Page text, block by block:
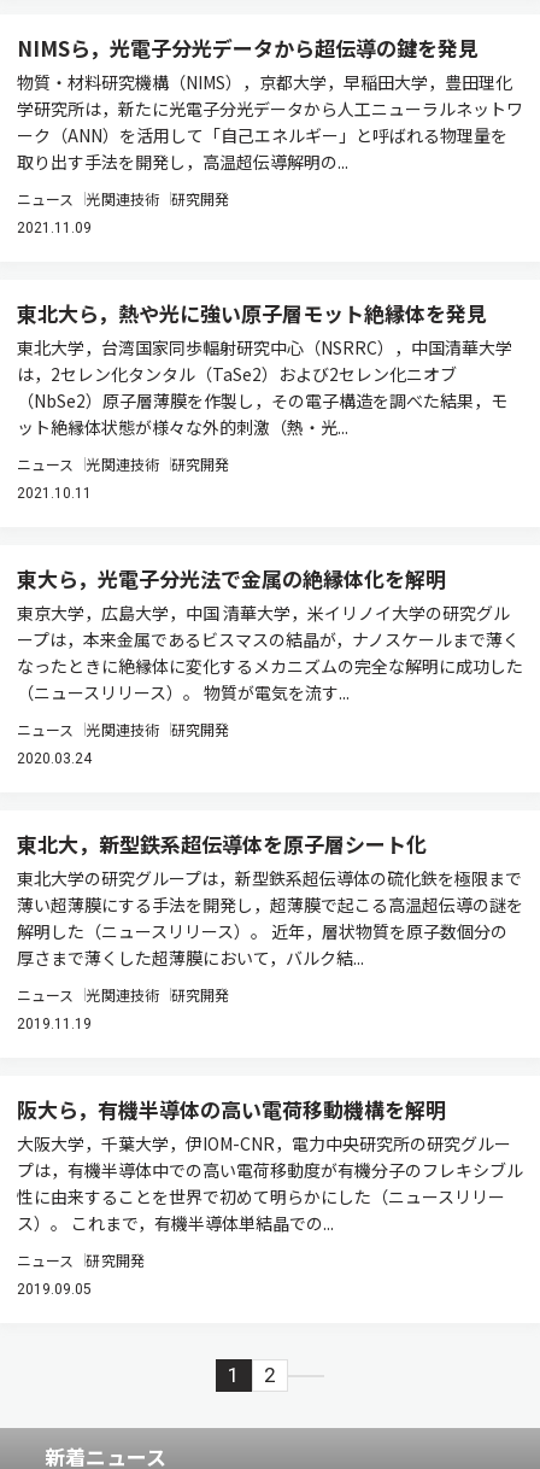
NIMSら，光電子分光データから超伝導の鍵を発見
物質・材料研究機構（NIMS），京都大学，早稲田大学，豊田理化
学研究所は，新たに光電子分光データから人工ニューラルネットワ
ーク（ANN）を活用して「自己エネルギー」と呼ばれる物理量を
取り出す手法を開発し，高温超伝導解明の...
ニュース 光関連技術 研究開発
2021.11.09
東北大ら，熱や光に強い原子層モット絶縁体を発見
東北大学，台湾国家同歩輻射研究中心（NSRRC），中国清華大学
は，2セレン化タンタル（TaSe2）および2セレン化ニオブ
（NbSe2）原子層薄膜を作製し，その電子構造を調べた結果，モ
ット絶縁体状態が様々な外的刺激（熱・光...
ニュース 光関連技術 研究開発
2021.10.11
東大ら，光電子分光法で金属の絶縁体化を解明
東京大学，広島大学，中国 清華大学，米イリノイ大学の研究グル
ープは，本来金属であるビスマスの結晶が，ナノスケールまで薄く
なったときに絶縁体に変化するメカニズムの完全な解明に成功した
（ニュースリリース）。 物質が電気を流す...
ニュース 光関連技術 研究開発
2020.03.24
東北大，新型鉄系超伝導体を原子層シート化
東北大学の研究グループは，新型鉄系超伝導体の硫化鉄を極限まで
薄い超薄膜にする手法を開発し，超薄膜で起こる高温超伝導の謎を
解明した（ニュースリリース）。 近年，層状物質を原子数個分の
厚さまで薄くした超薄膜において，バルク結...
ニュース 光関連技術 研究開発
2019.11.19
阪大ら，有機半導体の高い電荷移動機構を解明
大阪大学，千葉大学，伊IOM-CNR，電力中央研究所の研究グルー
プは，有機半導体中での高い電荷移動度が有機分子のフレキシブル
性に由来することを世界で初めて明らかにした（ニュースリリー
ス）。 これまで，有機半導体単結晶での...
ニュース 研究開発
2019.09.05
1 2
新着ニュース